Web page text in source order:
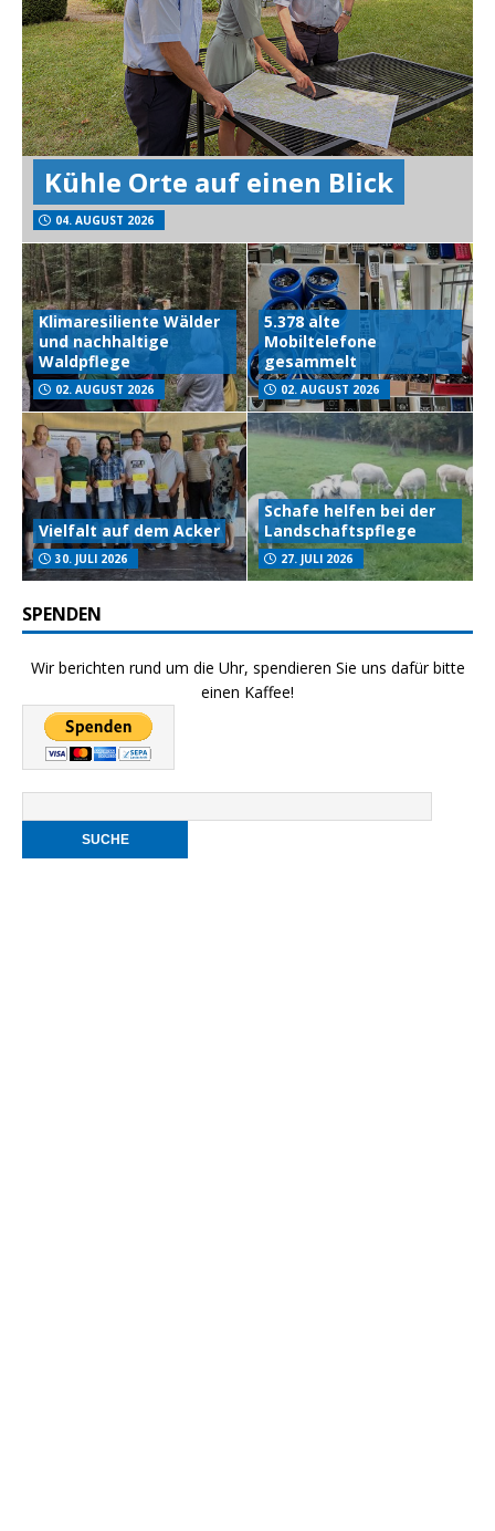
Kühle Orte auf einen Blick
04. AUGUST 2026
Klimaresiliente Wälder
und nachhaltige
Waldpflege
02. AUGUST 2026
5.378 alte
Mobiltelefone
gesammelt
02. AUGUST 2026
Vielfalt auf dem Acker
30. JULI 2026
Schafe helfen bei der
Landschaftspflege
27. JULI 2026
SPENDEN
Wir berichten rund um die Uhr, spendieren Sie uns dafür bitte
einen Kaffee!